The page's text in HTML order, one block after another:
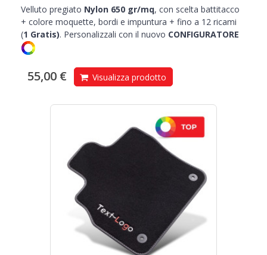
Velluto pregiato Nylon 650 gr/mq, con scelta battitacco
+ colore moquette, bordi e impuntura + fino a 12 ricami
(1 Gratis). Personalizzali con il nuovo CONFIGURATORE
55,00 € Visualizza prodotto